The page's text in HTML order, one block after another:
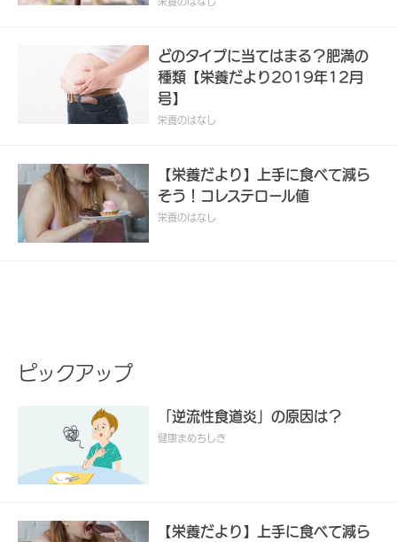
どのタイプに当てはまる？肥満の
種類【栄養だより2019年12月
号】
栄養のはなし
【栄養だより】上手に食べて減ら
そう！コレステロール値
栄養のはなし
ピックアップ
「逆流性食道炎」の原因は？
健康まめちしき
【栄養だより】上手に食べて減ら